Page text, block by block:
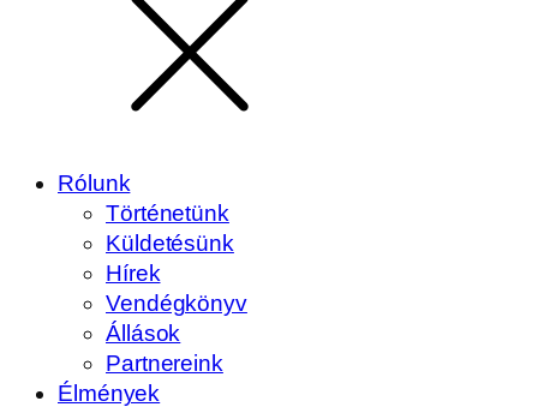
Rólunk
Történetünk
Küldetésünk
Hírek
Vendégkönyv
Állások
Partnereink
Élmények